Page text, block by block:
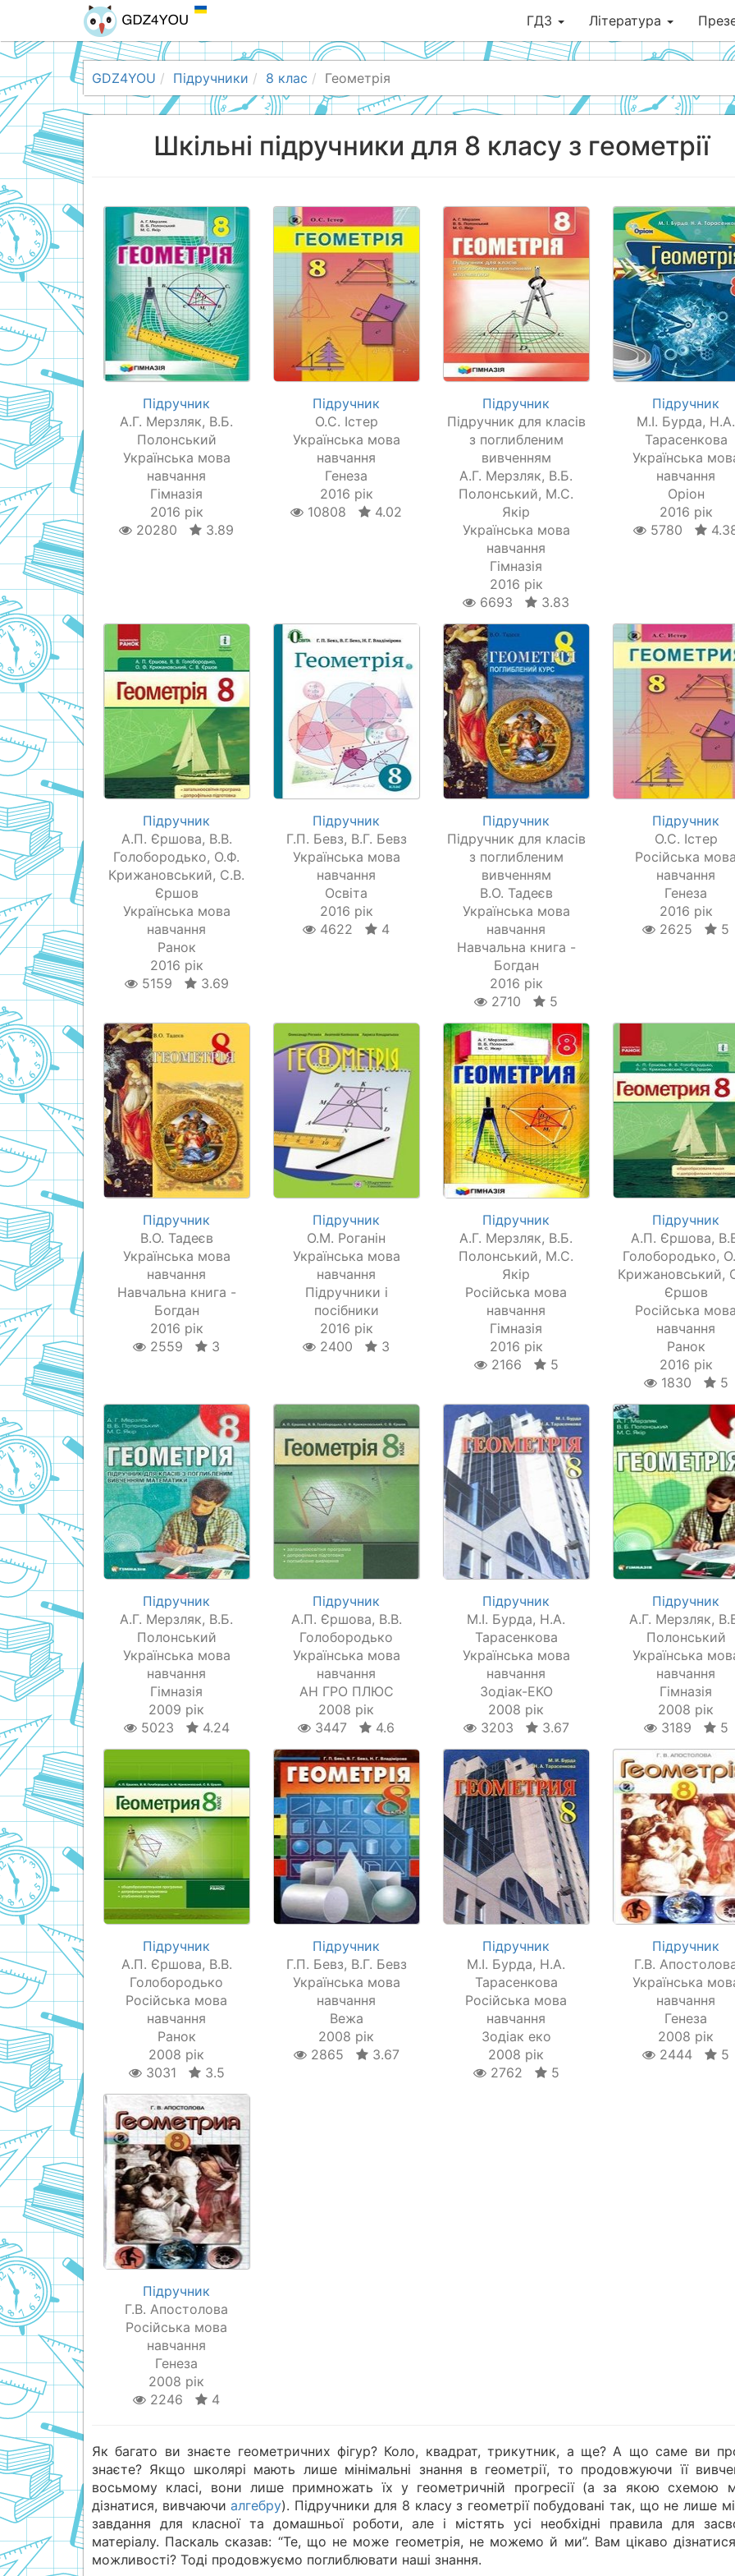
ГДЗ Література
GDZ4YOU Підручники 8 клас Геометрія
Шкільні підручники для 8 класу з геометрії
Підручник
А.Г. Мерзляк, В.Б.
Полонський
Українська мова
навчання
Гімназія
2016 рік
20280
3.89
Підручник
О.С. Істер
Українська мова
навчання
Генеза
2016 рік
10808
4.02
Підручник
Підручник для класів
з поглибленим
вивченням
А.Г. Мерзляк, В.Б.
Полонський, М.С.
Якір
Українська мова
навчання
Гімназія
2016 рік
6693
3.83
Підручник
М.І. Бурда, Н.А.
Тарасенкова
Українська
навчання
Оріон
2016 рік
5780
Підручник
А.П. Єршова, В.В.
Голобородько, О.Ф.
Крижановський, С.В.
Єршов
Українська мова
навчання
Ранок
2016 рік
5159
3.69
Підручник
Г.П. Бевз, В.Г. Бевз
Українська мова
навчання
Освіта
2016 рік
4622
4
Підручник
Підручник для класів
з поглибленим
вивченням
В.О. Тадеєв
Українська мова
навчання
Навчальна книга -
Богдан
2016 рік
2710
5
Підручник
О.С. Істер
Російська
навчання
Генеза
2016 рік
2625
5
Підручник
В.О. Тадеєв
Українська мова
навчання
Навчальна книга -
Богдан
2016 рік
2559
3
Підручник
О.М. Роганін
Українська мова
навчання
Підручники і
посібники
2016 рік
2400
3
Підручник
А.Г. Мерзляк, В.Б.
Полонський, М.С.
Якір
Російська мова
навчання
Гімназія
2016 рік
2166
5
Підручник
А.П. Єршова,
Голобородько,
Крижановський,
Єршов
Російська
навчання
Ранок
2016 рік
1830
5
Підручник
А.Г. Мерзляк, В.Б.
Полонський
Українська мова
навчання
Гімназія
2009 рік
5023
4.24
Підручник
А.П. Єршова, В.В.
Голобородько
Українська мова
навчання
АН ГРО ПЛЮС
2008 рік
3447
4.6
Підручник
М.І. Бурда, Н.А.
Тарасенкова
Українська мова
навчання
Зодіак-ЕКО
2008 рік
3203
3.67
Підручник
А.Г. Мерзляк,
Полонський
Українська
навчання
Гімназія
2008 рік
3189
5
Підручник
А.П. Єршова, В.В.
Голобородько
Російська мова
навчання
Ранок
2008 рік
3031
3.5
Підручник
Г.П. Бевз, В.Г. Бевз
Українська мова
навчання
Вежа
2008 рік
2865
3.67
Підручник
М.І. Бурда, Н.А.
Тарасенкова
Російська мова
навчання
Зодіак еко
2008 рік
2762
5
Підручник
Г.В.
Українська
навчання
Генеза
2008 рік
2444
5
Підручник
Г.В. Апостолова
Російська мова
навчання
Генеза
2008 рік
2246
4
Як багато ви знаєте геометричних фігур? Коло, квадрат, трикутник, а ще? А що саме ви
знаєте? Якщо школярі мають лише мінімальні знання в геометрії, то продовжуючи її
восьмому класі, вони лише примножать їх у геометричній прогресії (а за якою схемою
дізнатися, вивчаючиалгебру). Підручники для 8 класу з геометрії побудовані так, що не лише
завдання для класної та домашньої роботи, але і містять усі необхідні правила для
матеріалу. Паскаль сказав: “Те, що не може геометрія, не можемо й ми”. Вам цікаво
можливості? Тоді продовжуємо поглиблювати наші знання.